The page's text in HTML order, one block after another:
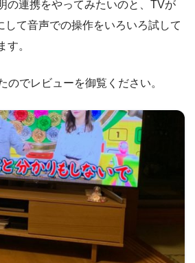
の連携をやってみたいのと、TVが
して音声での操作をいろいろ試して
す。
のでレビューを御覧ください。